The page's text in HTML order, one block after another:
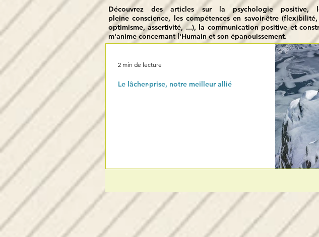
Découvrez des articles sur la psychologie positive,
pleineconscience, les compétences en savoir-être
optimisme, assertivité, ...), la communication positive et
m'anime concernant l'Humain et son épanouissement.
Le lâcher-prise, notre meilleur allié
2 min de lecture